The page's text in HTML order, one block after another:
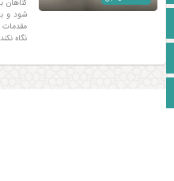
گناهان
شود و
نگاه